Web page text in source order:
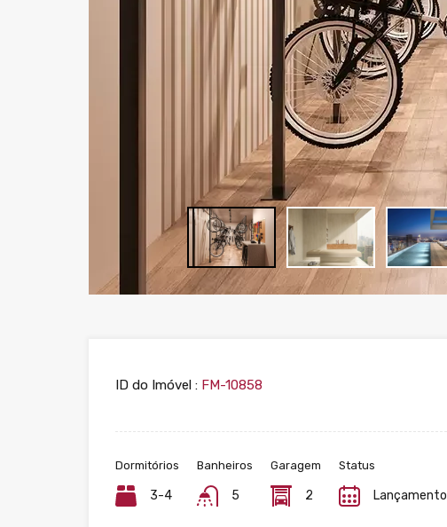
ID do Imóvel : FM-10858
Dormitórios
3-4
Banheiros
5
Garagem
2
Status
Lançamento